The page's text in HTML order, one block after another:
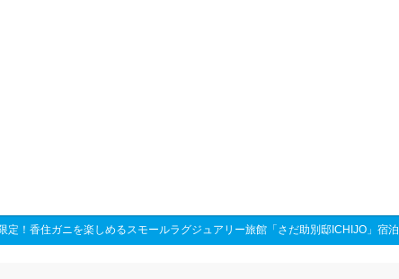
定！香住ガニを楽しめるスモールラグジュアリー旅館「さだ助別邸ICHIJO」宿